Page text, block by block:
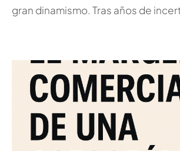
gran dinamismo. Tras años de